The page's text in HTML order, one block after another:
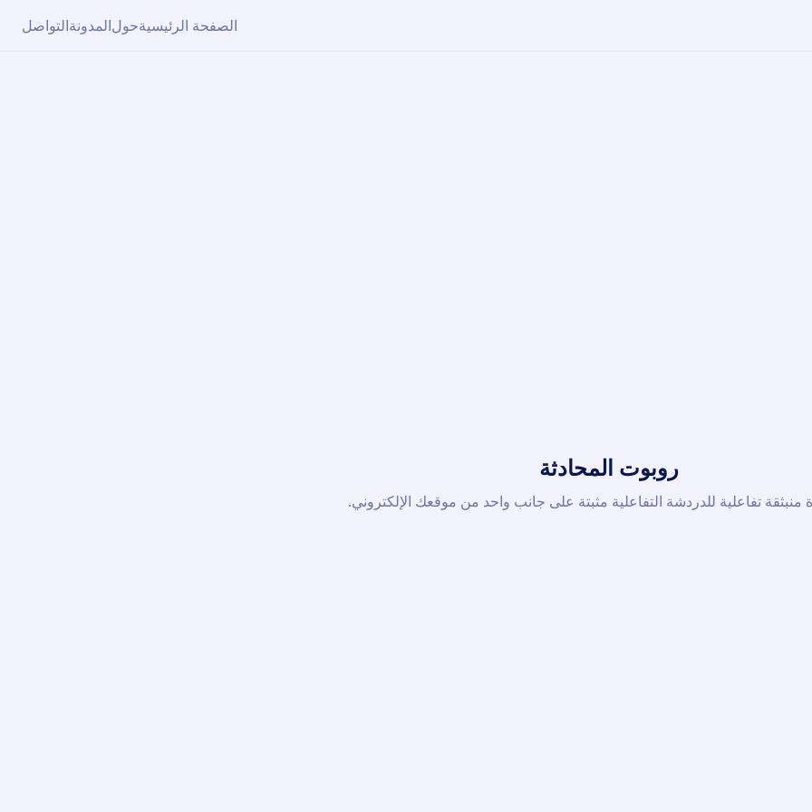
الصفحة الرئيسيةحولالمدونةالتواصل
روبوت المحادثة
تفاعلية للدردشة التفاعلية مثبتة على جانب واحد من موقعك الإلكتروني.